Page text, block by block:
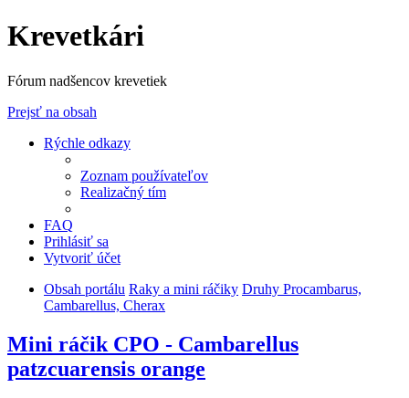
Krevetkári
Fórum nadšencov krevetiek
Prejsť na obsah
Rýchle odkazy
Zoznam používateľov
Realizačný tím
FAQ
Prihlásiť sa
Vytvoriť účet
Obsah portálu Raky a mini ráčiky Druhy Procambarus,
Cambarellus, Cherax
Mini ráčik CPO - Cambarellus
patzcuarensis orange